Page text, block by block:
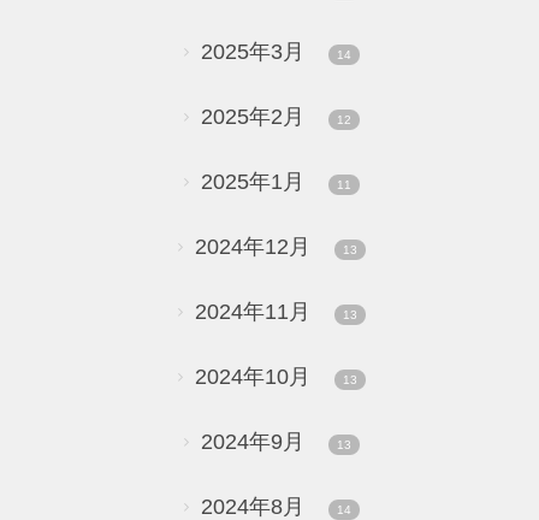
2025年3月 14
2025年2月 12
2025年1月 11
2024年12月 13
2024年11月 13
2024年10月 13
2024年9月 13
2024年8月 14